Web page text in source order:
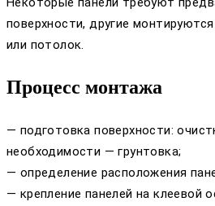
поверхности, другие
или потолок.
Процесс монтажа
— подготовка поверхности:
необходимости — грунтовка;
— определение расположения
— крепление панелей на клеевой